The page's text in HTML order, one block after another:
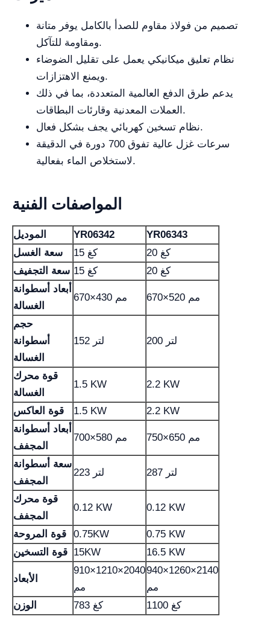
تصميم من فولاذ مقاوم للصدأ بالكامل يوفر متانة
ومقاومة للتآكل.
نظام تعليق ميكانيكي يعمل على تقليل الضوضاء
ويمنع الاهتزازات.
يدعم طرق الدفع العالمية المتعددة، بما في ذلك
العملات المعدنية وقارئات البطاقات.
نظام تسخين كهربائي يجف بشكل فعال.
سرعات غزل عالية تفوق 700 دورة في الدقيقة
لاستخلاص الماء بفعالية.
المواصفات الفنية
الموديل YR06342
YR06343
سعة الغسل
15 كغ
20 كغ
سعة التجفيف
15 كغ
20 كغ
أبعاد أسطوانة
الغسالة
670×430 مم 670×520 مم
حجم
أسطوانة
الغسالة
152 لتر 200 لتر
قوة محرك
الغسالة
1.5 KW 2.2 KW
قوة العاكس 1.5 KW
2.2 KW
أبعاد أسطوانة
المجفف
700×580 مم 750×650 مم
سعة أسطوانة
المجفف
223 لتر 287 لتر
قوة محرك
المجفف
0.12 KW 0.12 KW
قوة المروحة 0.75KW
0.75 KW
قوة التسخين 15KW 16.5 KW
الأبعاد
910×1210×2040
مم
940×1260×2140
مم
الوزن
783 كغ 1100 كغ